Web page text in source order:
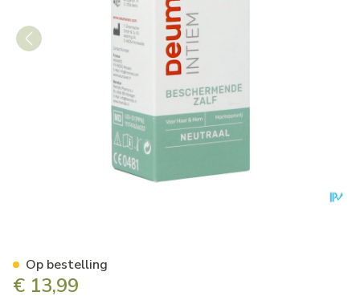
€ 13,99
Op bestelling